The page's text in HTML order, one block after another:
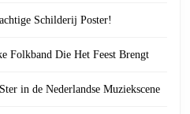
Schilderij Poster!
Folkband Die Het Feest Brengt
in de Nederlandse Muziekscene